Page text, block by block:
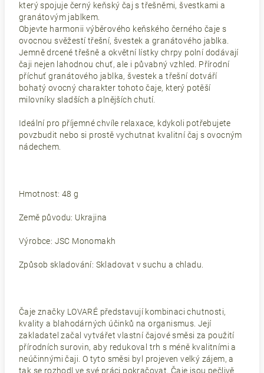
který spojuje černý keňský čaj s třešněmi, švestkami a
granátovým jablkem.
Objevte harmonii výběrového keňského černého čaje s
ovocnou svěžestí třešní, švestek a granátového jablka.
Jemně drcené třešně a okvětní lístky chrpy polní dodávají
čaji nejen lahodnou chuť, ale i půvabný vzhled. Přírodní
příchuť granátového jablka, švestek a třešní dotváří
bohatý ovocný charakter tohoto čaje, který potěší
milovníky sladších a plnějších chutí.
Ideální pro příjemné chvíle relaxace, kdykoli potřebujete
povzbudit nebo si prostě vychutnat kvalitní čaj s ovocným
nádechem.
Hmotnost: 48 g
Země původu: Ukrajina
Výrobce: JSC Monomakh
Způsob skladování: Skladovat v suchu a chladu.
Čaje značky LOVARÉ představují kombinaci chutnosti,
kvality a blahodárných účinků na organismus. Její
zakladatel začal vytvářet vlastní čajové směsi za použití
přírodních surovin, aby redukoval trh s méně kvalitními a
neúčinnými čaji. O tyto směsi byl projeven velký zájem, a
tak se rozhodl ve své práci pokračovat. Čaje jsou pečlivě